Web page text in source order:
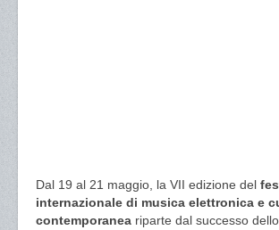
Dal 19 al 21 maggio, la VII edizione del
internazionale di musica elettronica e
contemporanea riparte dal successo